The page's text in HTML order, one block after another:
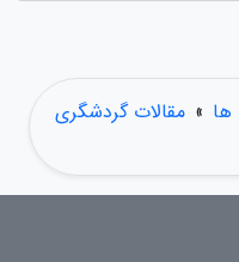
ها » مقالات گردشگری